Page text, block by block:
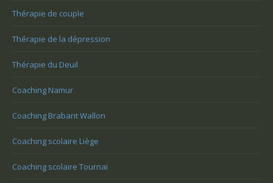
Thérapie de couple
Thérapie de la dépression
Thérapie du Deuil
Coaching Namur
Coaching Brabant Wallon
Coaching scolaire Liège
Coaching scolaire Tournai